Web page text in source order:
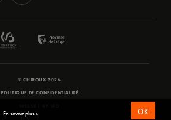
© CHIROUX 2026
POLITIQUE DE CONFIDENTIALITÉ
En savoir plus › OK